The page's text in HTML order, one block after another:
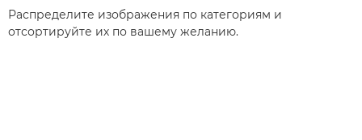
Распределите изображения по категориям и
отсортируйте их по вашему желанию.